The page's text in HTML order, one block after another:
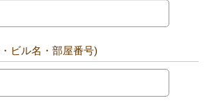
ビル名・部屋番号)